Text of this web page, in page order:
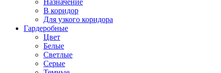
Назначение
В коридор
Для узкого коридора
Гардеробные
Цвет
Белые
Светлые
Серые